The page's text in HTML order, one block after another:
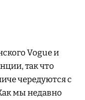
Vogue и
так что
чередуются с
мы недавно